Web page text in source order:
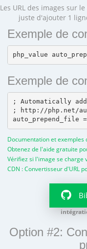
Les URL des images sur
juste d'ajouter 1
Exemple de
Exemple de
; Automatically
; http://php.net/
Documentation et
Obtenez de l'aide gratuite
Vérifiez si l'image se charge
CDN : Convertisseur d'URL
Option #2: